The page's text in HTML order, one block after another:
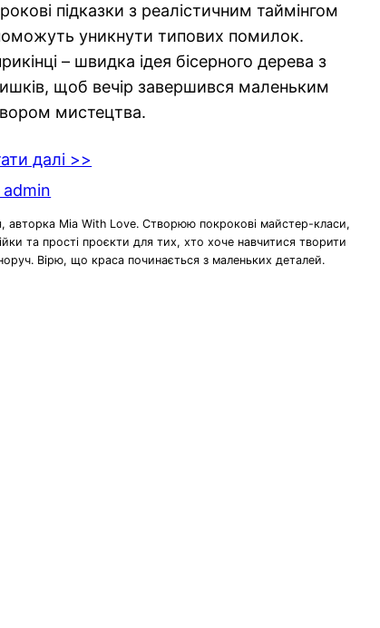
підказки з реалістичним таймінгом
уникнути типових помилок.
– швидка ідея бісерного дерева з
щоб вечір завершився маленьким
мистецтва.
далі >>
admin
авторка Mia With Love. Створюю покрокові майстер-класи,
та прості проєкти для тих, хто хоче навчитися творити
Вірю, що краса починається з маленьких деталей.